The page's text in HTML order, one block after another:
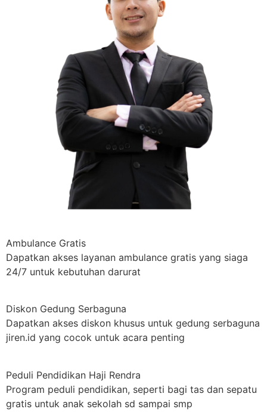
Ambulance Gratis
Dapatkan akses layanan ambulance gratis yang siaga
24/7 untuk kebutuhan darurat
Diskon Gedung Serbaguna
Dapatkan akses diskon khusus untuk gedung serbaguna
jiren.id yang cocok untuk acara penting
Peduli Pendidikan Haji Rendra
Program peduli pendidikan, seperti bagi tas dan sepatu
gratis untuk anak sekolah sd sampai smp